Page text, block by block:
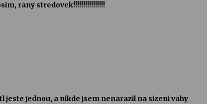
rany stredovek!!!!!!!!!!!!!!!!
jeste jednou, a nikde jsem nenarazil na sizeni vahy